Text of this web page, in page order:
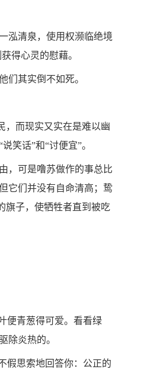
泓清泉，使用权濒临绝境
得心灵的慰藉。
们其实倒不如死。
，而现实又实在是难以幽
笑话”和“讨便宜”。
，可是噜苏做作的事总比
它们并没有自命清高；鸷
旗子，使牺牲者直到被吃
便青葱得可爱。看看绿
除炎热的。
假思索地回答你：公正的